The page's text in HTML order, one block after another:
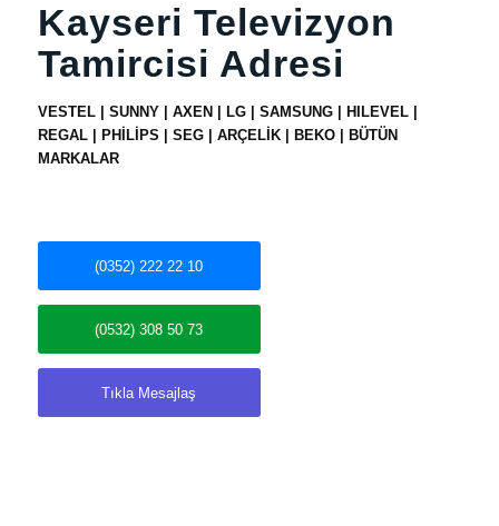
Kayseri Televizyon
Tamircisi Adresi
VESTEL | SUNNY | AXEN | LG | SAMSUNG | HILEVEL |
REGAL | PHİLİPS | SEG | ARÇELİK | BEKO | BÜTÜN
MARKALAR
(0352) 222 22 10
(0532) 308 50 73
Tıkla Mesajlaş